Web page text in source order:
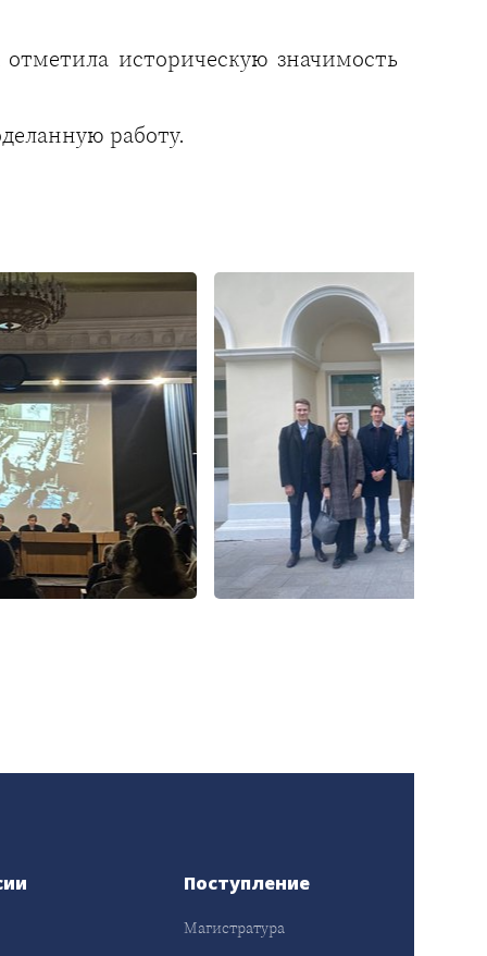
историческую значимость
работу.
Поступление
Магистратура